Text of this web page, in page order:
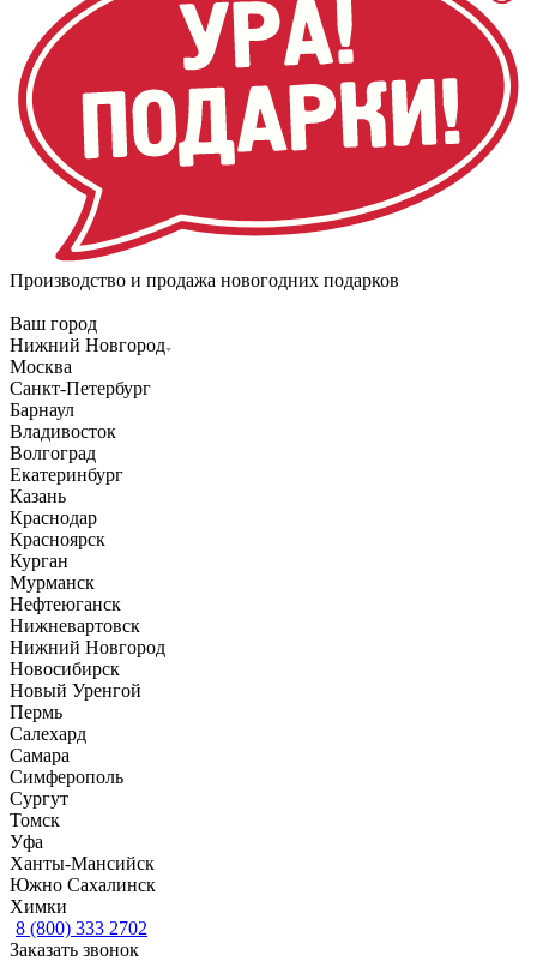
Производство и продажа новогодних подарков
Ваш город
Нижний Новгород
Москва
Санкт-Петербург
Барнаул
Владивосток
Волгоград
Екатеринбург
Казань
Краснодар
Красноярск
Курган
Мурманск
Нефтеюганск
Нижневартовск
Нижний Новгород
Новосибирск
Новый Уренгой
Пермь
Салехард
Самара
Симферополь
Сургут
Томск
Уфа
Ханты-Мансийск
Южно Сахалинск
Химки
8 (800) 333 2702
Заказать звонок